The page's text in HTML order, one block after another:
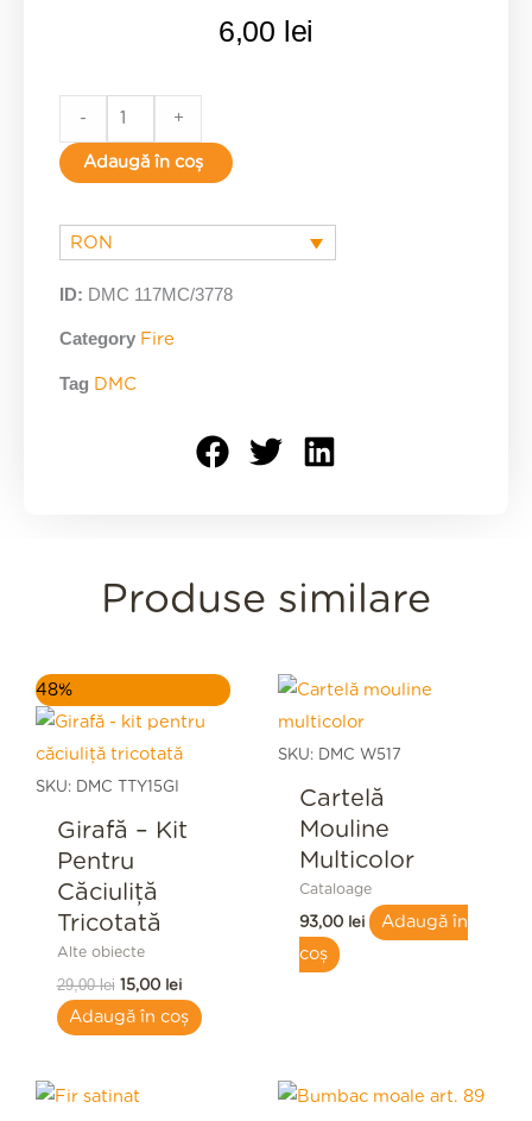
6,00 lei
quantity
- +
Adaugă în coș
RON
ID: DMC 117MC/3778
Category Fire
Tag DMC
Produse similare
48%
SKU: DMC TTY15GI
Girafă – Kit
Pentru
Căciuliță
Tricotată
Alte obiecte
29,00lei
a
29,00 lei.
15,00 lei
Prețul
curent
este:
Adaugă în coș
SKU: DMC W517
Cartelă
Mouline
Multicolor
Cataloage
93,00 lei
Adaugă în
coș